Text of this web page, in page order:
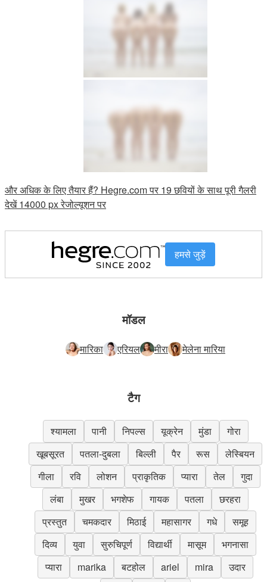
और अधिक के लिए तैयार हैं? Hegre.com पर 19 छवियों के साथ पूरी गैलरी
देखें 14000 px रेजोल्यूशन पर
हमसे जुड़ें
मॉडल
मारिका एरियल मीरा मेलेना मारिया
टैग
श्यामला पानी निपल्स यूक्रेन मुंडा
गोरा
खूबसूरत
पतला-दुबला बिल्ली पैर रूस
लेस्बियन
गीला
रवि लोशन प्राकृतिक प्यारा तेल
गुदा
लंबा
मुखर भगशेफ गायक पतला
छरहरा
प्रस्तुत
चमकदार मिठाई महासागर गधे
समूह
दिव्य
युवा सुरुचिपूर्ण विद्यार्थी मासूम
भगनासा
प्यारा
marika बटहोल ariel mira
उदार